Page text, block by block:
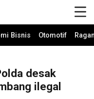
Bisnis Otomotif
desak
ilegal